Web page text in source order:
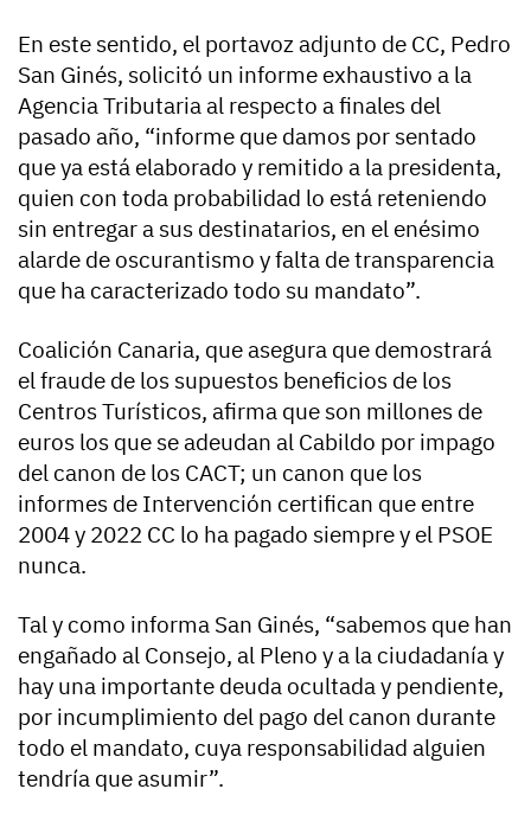
En este sentido, el portavoz adjunto de CC, Pedro
San Ginés, solicitó un informe exhaustivo a la
Agencia Tributaria al respecto a finales del
pasado año, “informe que damos por sentado
que ya está elaborado y remitido a la presidenta,
quien con toda probabilidad lo está reteniendo
sin entregar a sus destinatarios, en el enésimo
alarde de oscurantismo y falta de transparencia
que ha caracterizado todo su mandato”.
Coalición Canaria, que asegura que demostrará
el fraude de los supuestos beneficios de los
Centros Turísticos, afirma que son millones de
euros los que se adeudan al Cabildo por impago
del canon de los CACT; un canon que los
informes de Intervención certifican que entre
2004 y 2022 CC lo ha pagado siempre y el PSOE
nunca.
Tal y como informa San Ginés, “sabemos que han
engañado al Consejo, al Pleno y a la ciudadanía y
hay una importante deuda ocultada y pendiente,
por incumplimiento del pago del canon durante
todo el mandato, cuya responsabilidad alguien
tendría que asumir”.